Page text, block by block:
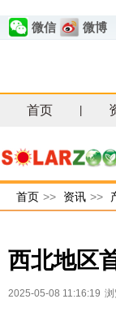
微信 微博
首页
首页 >> 资讯 >>
西北地区
2025-05-08 11:16:19 浏